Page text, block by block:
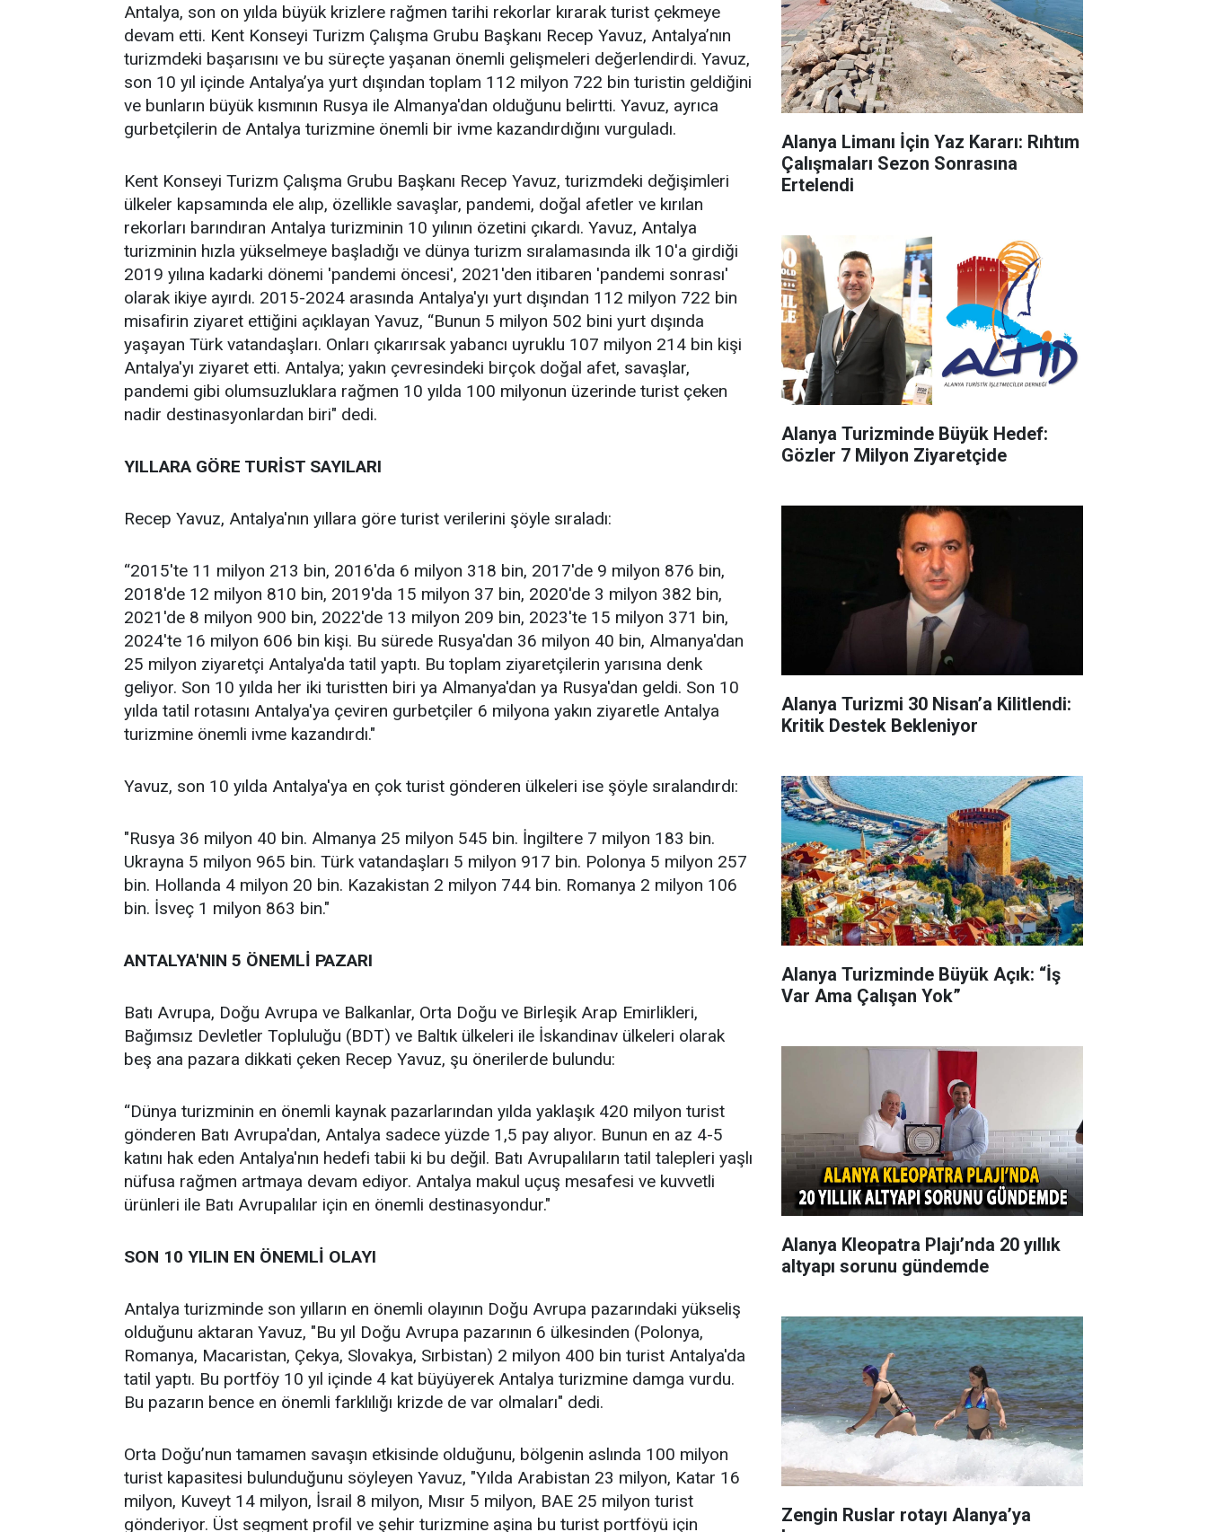
Antalya, son on yılda büyük krizlere rağmen tarihi rekorlar kırarak turist çekmeye
devam etti. Kent Konseyi Turizm Çalışma Grubu Başkanı Recep Yavuz, Antalya’nın
turizmdeki başarısını ve bu süreçte yaşanan önemli gelişmeleri değerlendirdi. Yavuz,
son 10 yıl içinde Antalya’ya yurt dışından toplam 112 milyon 722 bin turistin geldiğini
ve bunların büyük kısmının Rusya ile Almanya'dan olduğunu belirtti. Yavuz, ayrıca
gurbetçilerin de Antalya turizmine önemli bir ivme kazandırdığını vurguladı.
Kent Konseyi Turizm Çalışma Grubu Başkanı Recep Yavuz, turizmdeki değişimleri
ülkeler kapsamında ele alıp, özellikle savaşlar, pandemi, doğal afetler ve kırılan
rekorları barındıran Antalya turizminin 10 yılının özetini çıkardı. Yavuz, Antalya
turizminin hızla yükselmeye başladığı ve dünya turizm sıralamasında ilk 10'a girdiği
2019 yılına kadarki dönemi 'pandemi öncesi', 2021'den itibaren 'pandemi sonrası'
olarak ikiye ayırdı. 2015-2024 arasında Antalya'yı yurt dışından 112 milyon 722 bin
misafirin ziyaret ettiğini açıklayan Yavuz, “Bunun 5 milyon 502 bini yurt dışında
yaşayan Türk vatandaşları. Onları çıkarırsak yabancı uyruklu 107 milyon 214 bin kişi
Antalya'yı ziyaret etti. Antalya; yakın çevresindeki birçok doğal afet, savaşlar,
pandemi gibi olumsuzluklara rağmen 10 yılda 100 milyonun üzerinde turist çeken
nadir destinasyonlardan biri" dedi.
YILLARA GÖRE TURİST SAYILARI
Recep Yavuz, Antalya'nın yıllara göre turist verilerini şöyle sıraladı:
“2015'te 11 milyon 213 bin, 2016'da 6 milyon 318 bin, 2017'de 9 milyon 876 bin,
2018'de 12 milyon 810 bin, 2019'da 15 milyon 37 bin, 2020'de 3 milyon 382 bin,
2021'de 8 milyon 900 bin, 2022'de 13 milyon 209 bin, 2023'te 15 milyon 371 bin,
2024'te 16 milyon 606 bin kişi. Bu sürede Rusya'dan 36 milyon 40 bin, Almanya'dan
25 milyon ziyaretçi Antalya'da tatil yaptı. Bu toplam ziyaretçilerin yarısına denk
geliyor. Son 10 yılda her iki turistten biri ya Almanya'dan ya Rusya'dan geldi. Son 10
yılda tatil rotasını Antalya'ya çeviren gurbetçiler 6 milyona yakın ziyaretle Antalya
turizmine önemli ivme kazandırdı."
Yavuz, son 10 yılda Antalya'ya en çok turist gönderen ülkeleri ise şöyle sıralandırdı:
"Rusya 36 milyon 40 bin. Almanya 25 milyon 545 bin. İngiltere 7 milyon 183 bin.
Ukrayna 5 milyon 965 bin. Türk vatandaşları 5 milyon 917 bin. Polonya 5 milyon 257
bin. Hollanda 4 milyon 20 bin. Kazakistan 2 milyon 744 bin. Romanya 2 milyon 106
bin. İsveç 1 milyon 863 bin."
ANTALYA'NIN 5 ÖNEMLİ PAZARI
Batı Avrupa, Doğu Avrupa ve Balkanlar, Orta Doğu ve Birleşik Arap Emirlikleri,
Bağımsız Devletler Topluluğu (BDT) ve Baltık ülkeleri ile İskandinav ülkeleri olarak
beş ana pazara dikkati çeken Recep Yavuz, şu önerilerde bulundu:
“Dünya turizminin en önemli kaynak pazarlarından yılda yaklaşık 420 milyon turist
gönderen Batı Avrupa'dan, Antalya sadece yüzde 1,5 pay alıyor. Bunun en az 4-5
katını hak eden Antalya'nın hedefi tabii ki bu değil. Batı Avrupalıların tatil talepleri yaşlı
nüfusa rağmen artmaya devam ediyor. Antalya makul uçuş mesafesi ve kuvvetli
ürünleri ile Batı Avrupalılar için en önemli destinasyondur."
SON 10 YILIN EN ÖNEMLİ OLAYI
Antalya turizminde son yılların en önemli olayının Doğu Avrupa pazarındaki yükseliş
olduğunu aktaran Yavuz, "Bu yıl Doğu Avrupa pazarının 6 ülkesinden (Polonya,
Romanya, Macaristan, Çekya, Slovakya, Sırbistan) 2 milyon 400 bin turist Antalya'da
tatil yaptı. Bu portföy 10 yıl içinde 4 kat büyüyerek Antalya turizmine damga vurdu.
Bu pazarın bence en önemli farklılığı krizde de var olmaları" dedi.
Orta Doğu’nun tamamen savaşın etkisinde olduğunu, bölgenin aslında 100 milyon
turist kapasitesi bulunduğunu söyleyen Yavuz, "Yılda Arabistan 23 milyon, Katar 16
milyon, Kuveyt 14 milyon, İsrail 8 milyon, Mısır 5 milyon, BAE 25 milyon turist
gönderiyor. Üst segment profil ve şehir turizmine aşina bu turist portföyü için
Alanya Limanı İçin Yaz Kararı: Rıhtım
Çalışmaları Sezon Sonrasına
Ertelendi
Alanya Turizminde Büyük Hedef:
Gözler 7 Milyon Ziyaretçide
Alanya Turizmi 30 Nisan’a Kilitlendi:
Kritik Destek Bekleniyor
Alanya Turizminde Büyük Açık: “İş
Var Ama Çalışan Yok”
Alanya Kleopatra Plajı’nda 20 yıllık
altyapı sorunu gündemde
Zengin Ruslar rotayı Alanya’ya